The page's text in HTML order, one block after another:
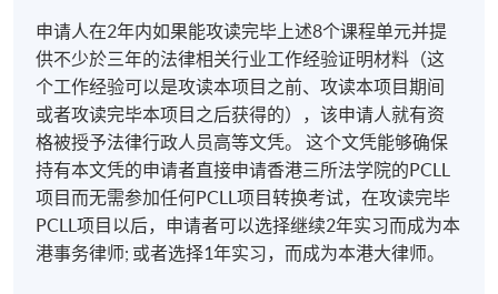
(1) Advanced Hong Kong Constitutional Law and Hong
Kong Legal System; AND
(2) Advanced Company and Commercial Law; AND
(3) Law of Evidence OR Equity and Trusts; AND
(4) one module from Advanced Tort Law / Advanced
Contract Law / Advanced Land Law / Advanced
申请人在2年内如果能攻读完毕上述8个课程单元并提
供不少於三年的法律相关行业工作经验证明材料（这
个工作经验可以是攻读本项目之前、攻读本项目期间
或者攻读完毕本项目之后获得的），该申请人就有资
格被授予法律行政人员高等文凭。 这个文凭能够确保
持有本文凭的申请者直接申请香港三所法学院的PCLL
项目而无需参加任何PCLL项目转换考试，在攻读完毕
PCLL项目以后，申请者可以选择继续2年实习而成为本
港事务律师; 或者选择1年实习，而成为本港大律师。